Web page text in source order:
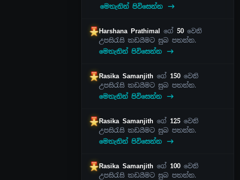
මෙතැනින් පිවිසෙන්න
Harshana Prathimal ගේ 50වෙනි
උපසිරැසි කඩයීමට සුබ පතන්න.
මෙතැනින් පිවිසෙන්න
Rasika Samanjithගේ 150වෙනි
උපසිරැසි කඩයීමට සුබ පතන්න.
මෙතැනින් පිවිසෙන්න
Rasika Samanjithගේ 125 වෙනි
උපසිරැසි කඩයීමට සුබ පතන්න.
මෙතැනින් පිවිසෙන්න
Rasika Samanjithගේ 100වෙනි
උපසිරැසි කඩයීමට සුබ පතන්න.